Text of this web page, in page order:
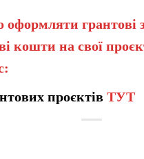
грантові
кошти на свої
проєктів ТУТ